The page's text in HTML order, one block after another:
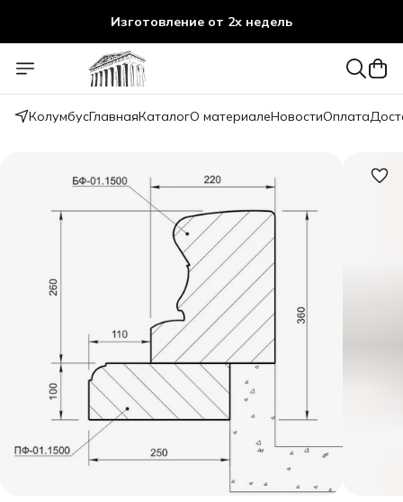
Изготовление от 2х недель
КолумбусГлавнаяКаталогО материалеНовостиОплата